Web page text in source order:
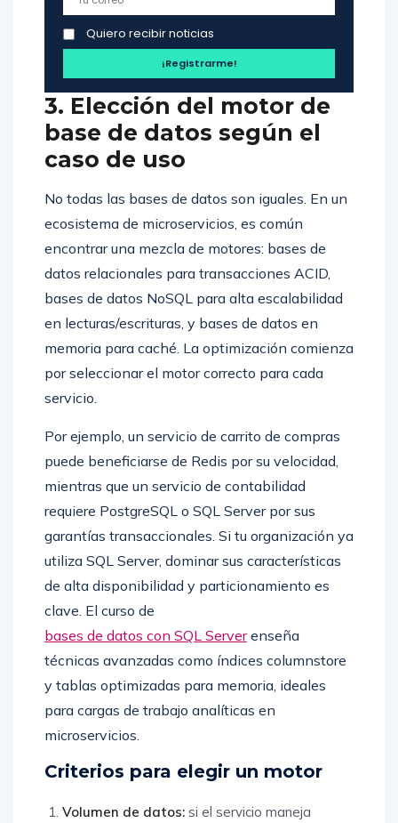
Quiero recibir noticias
3. Elección del motor de
base de datos según el
caso de uso
No todas las bases de datos son iguales. En un
ecosistema de microservicios, es común
encontrar una mezcla de motores: bases de
datos relacionales para transacciones ACID,
bases de datos NoSQL para alta escalabilidad
en lecturas/escrituras, y bases de datos en
memoria para caché. La optimización comienza
por seleccionar el motor correcto para cada
servicio.
Por ejemplo, un servicio de carrito de compras
puede beneficiarse de Redis por su velocidad,
mientras que un servicio de contabilidad
requiere PostgreSQL o SQL Server por sus
garantías transaccionales. Si tu organización ya
utiliza SQL Server, dominar sus características
de alta disponibilidad y particionamiento es
clave. El curso de
bases de datos con SQL Serverenseña
técnicas avanzadas como índices columnstore
y tablas optimizadas para memoria, ideales
para cargas de trabajo analíticas en
microservicios.
Criterios para elegir un motor
Volumen de datos: si el servicio maneja